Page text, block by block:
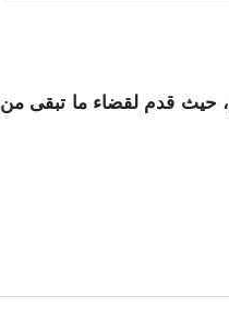
حيث قدم لقضاء ما تبقى من